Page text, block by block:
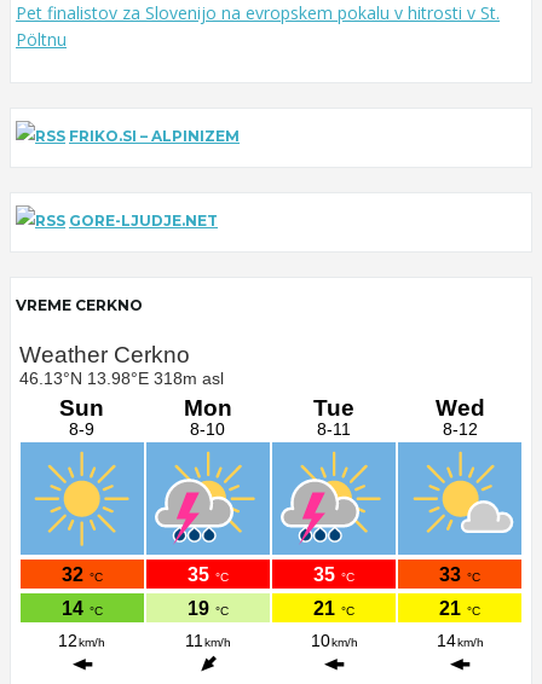
Pet finalistov za Slovenijo na evropskem pokalu v hitrosti v St.
Pöltnu
FRIKO.SI – ALPINIZEM
GORE-LJUDJE.NET
VREME CERKNO